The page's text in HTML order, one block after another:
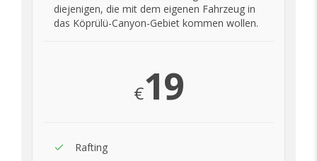
diejenigen, die mit dem eigenen Fahrzeug in
das Köprülü-Canyon-Gebiet kommen wollen.
€19
Rafting